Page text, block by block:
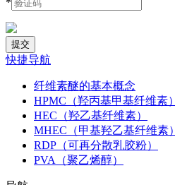
快捷导航
纤维素醚的基本概念
HPMC（羟丙基甲基纤维素）
HEC（羟乙基纤维素）
MHEC（甲基羟乙基纤维素）
RDP（可再分散乳胶粉）
PVA（聚乙烯醇）